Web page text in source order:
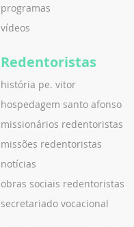
programas
vídeos
Redentoristas
história pe. vitor
hospedagem santo afonso
missionários redentoristas
missões redentoristas
notícias
obras sociais redentoristas
secretariado vocacional